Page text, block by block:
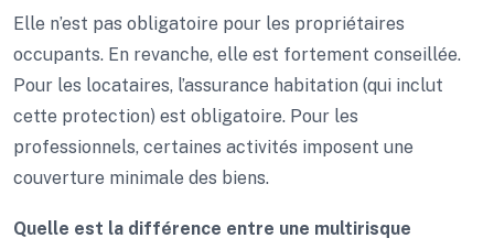
Elle n’est pas obligatoire pour les propriétaires
occupants. En revanche, elle est fortement conseillée.
Pour les locataires, l’assurance habitation (qui inclut
cette protection) est obligatoire. Pour les
professionnels, certaines activités imposent une
couverture minimale des biens.
Quelle est la différence entre une multirisque